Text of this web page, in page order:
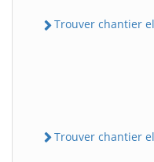
Trouver chantier
Trouver chantier